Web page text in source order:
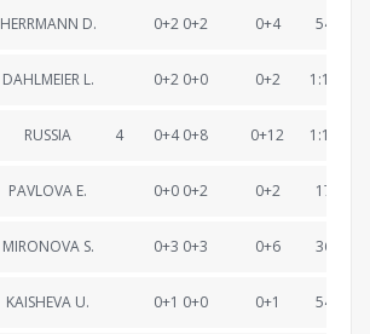
HERRMANN D. 0+2 0+2 0+4 54:31.7
DAHLMEIER L. 0+2 0+0 0+2 1:12:35.7
RUSSIA 4 0+4 0+8 0+12 1:12:43.7
PAVLOVA E. 0+0 0+2 0+2 17:37.2
MIRONOVA S. 0+3 0+3 0+6 36:23.3
KAISHEVA U. 0+1 0+0 0+1 54:27.9